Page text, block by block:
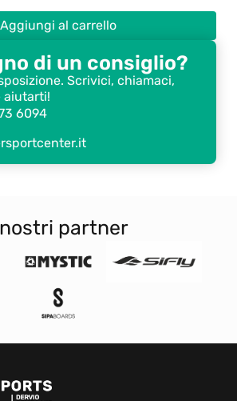
Aggiungi al carrello
di un consiglio?
Scrivici, chiamaci,
aiutarti!
6094
partner